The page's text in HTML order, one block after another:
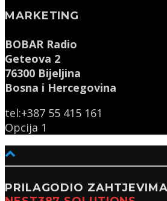
MARKETING
BOBAR Radio
Geteova 2
76300 Bijeljina
Bosna i Hercegovina
tel:+387 55 415 161
Opcija 1
PRILAGODIO